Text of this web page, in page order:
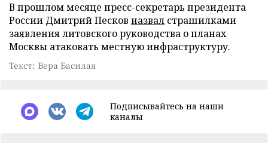
В прошлом месяце пресс-секретарь президента
России Дмитрий Песков назвал страшилками
заявления литовского руководства о планах
Москвы атаковать местную инфраструктуру.
Текст: Вера Басилая
Подписывайтесь на наши
каналы